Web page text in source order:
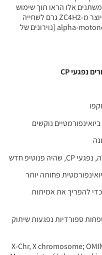
על משתנים אלו הראו תוך שימוש
במודל דג הזברה, כי מחסור בחלבון המיוצר מ-ZC4H2 גרם לשחייה
חריגה ולהתפתחות לקויה של ה- alpha-motoneuron [נוירונים של
CP
להפריך את אמיתות
הידועים כגורמים בקרב 98 משפחות ספורדיות נפגעות שיתוק
X-Chr, X chromosome;